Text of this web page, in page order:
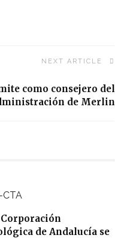
NEXT ARTICLE
como consejero del
de Merlin
Corporación
de Andalucía se